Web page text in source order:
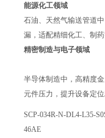
能源化工领域
石油、天然气输送管道
漏，适配精细化工、制
精密制造与电子领域
半导体制造中，高精度
元件压力，提升设备定
SCP-034R-N-DL4-L35-
46AE